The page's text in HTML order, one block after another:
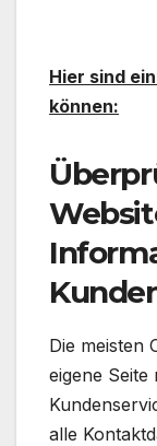
Hier sind
können:
Die meisten
eigene
alle